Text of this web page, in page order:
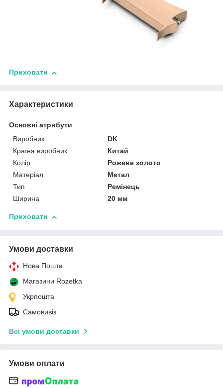
Приховати
Характеристики
Основні атрибути
Виробник
DK
Країна виробник
Китай
Колір
Рожеве золото
Матеріал
Метал
Тип
Ремінець
Ширина
20 мм
Приховати
Умови доставки
Нова Пошта
Магазини Rozetka
Укрпошта
Самовивіз
Всі умови доставки
Умови оплати